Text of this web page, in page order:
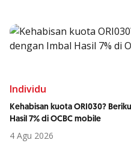
Individu
Kehabisan kuota ORI030?
Hasil 7% di OCBC mobile
4 Agu 2026